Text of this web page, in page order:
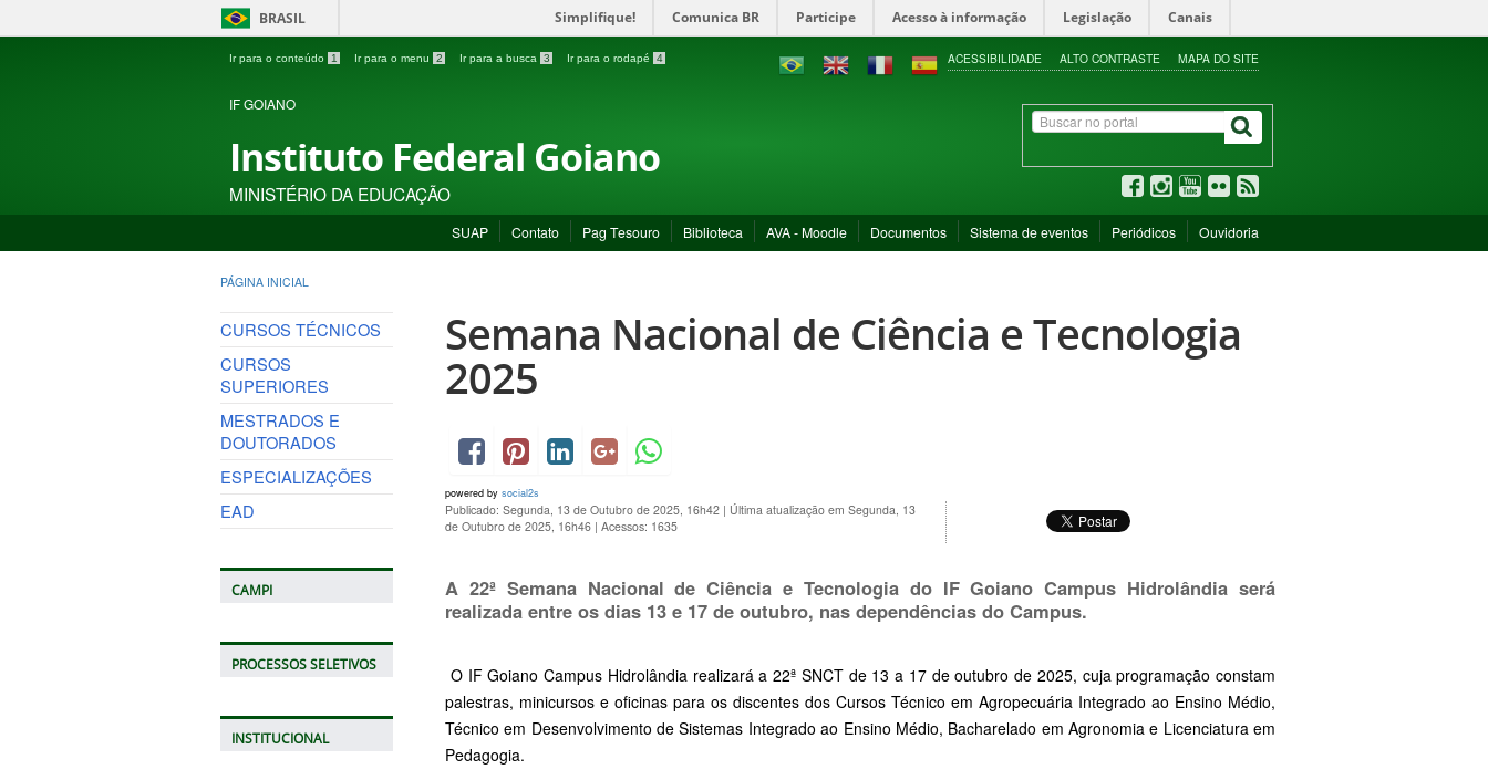
BRASIL Simplifique! Comunica BR Participe Acesso à informação Legislação Canais
Ir para o conteúdo 1 Ir para o menu 2 Ir para a busca 3 Ir para o rodapé 4 ACESSIBILIDADE ALTO CONTRASTE MAPA DO SITE
IF GOIANO
Instituto Federal Goiano
MINISTÉRIO DA EDUCAÇÃO
SUAP Contato Pag Tesouro Biblioteca AVA - Moodle Documentos Sistema de eventos Periódicos Ouvidoria
PÁGINA INICIAL
CURSOS TÉCNICOS
CURSOS
SUPERIORES
MESTRADOS E
DOUTORADOS
ESPECIALIZAÇÕES
EAD
CAMPI
PROCESSOS SELETIVOS
INSTITUCIONAL
Semana Nacional de Ciência e Tecnologia
2025
powered by social2s
Publicado: Segunda, 13 de Outubro de 2025, 16h42 | Última atualização em Segunda, 13
de Outubro de 2025, 16h46 | Acessos: 1635
A 22ª Semana Nacional de Ciência e Tecnologia do IF Goiano Campus Hidrolândia será
realizada entre os dias 13 e 17 de outubro, nas dependências do Campus.
O IF Goiano Campus Hidrolândia realizará a 22ª SNCT de 13 a 17 de outubro de 2025, cuja programação constam
palestras, minicursos e oficinas para os discentes dos Cursos Técnico em Agropecuária Integrado ao Ensino Médio,
Técnico em Desenvolvimento de Sistemas Integrado ao Ensino Médio, Bacharelado em Agronomia e Licenciatura em
Pedagogia.